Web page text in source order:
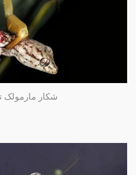
شکار